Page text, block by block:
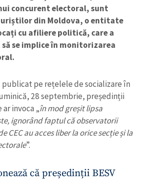
concurent electoral, sunt
din Moldova, o entitate
cu afiliere politică, care a
se implice în monitorizarea
publicat pe rețelele de socializare în
28 septembrie, președinții
invoca „în mod greșit lipsa
ignorând faptul că observatorii
CEC au acces liber la orice secție și la
”.
că președinții BESV